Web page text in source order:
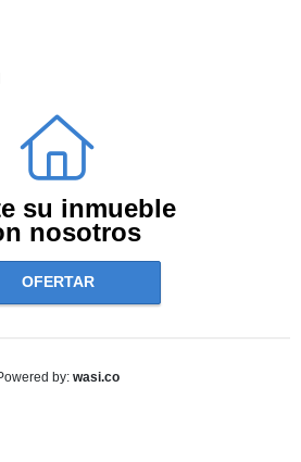
su inmueble
nosotros
OFERTAR
by: wasi.co